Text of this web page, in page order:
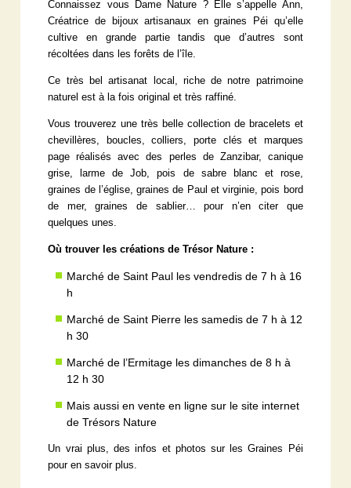
Connaissez vous Dame Nature ? Elle s’appelle Ann,
Créatrice de bijoux artisanaux en graines Péi qu’elle
cultive en grande partie tandis que d’autres sont
récoltées dans les forêts de l’île.
Ce très bel artisanat local, riche de notre patrimoine
naturel est à la fois original et très raffiné.
Vous trouverez une très belle collection de bracelets et
chevillères, boucles, colliers, porte clés et marques
page réalisés avec des perles de Zanzibar, canique
grise, larme de Job, pois de sabre blanc et rose,
graines de l’église, graines de Paul et virginie, pois bord
de mer, graines de sablier… pour n’en citer que
quelques unes.
Où trouver les créations de Trésor Nature :
Marché de Saint Paul les vendredis de 7 h à 16
h
Marché de Saint Pierre les samedis de 7 h à 12
h 30
Marché de l’Ermitage les dimanches de 8 h à
12 h 30
Mais aussi en vente en ligne sur le site internet
de Trésors Nature
Un vrai plus, des infos et photos sur les Graines Péi
pour en savoir plus.